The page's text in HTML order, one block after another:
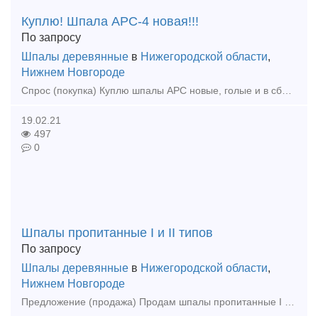
Куплю! Шпала АРС-4 новая!!!
По запросу
Шпалы деревянные в Нижегородской области,
Нижнем Новгороде
19.02.21
497
0
Шпалы пропитанные I и II типов
По запросу
Шпалы деревянные в Нижегородской области,
Нижнем Новгороде